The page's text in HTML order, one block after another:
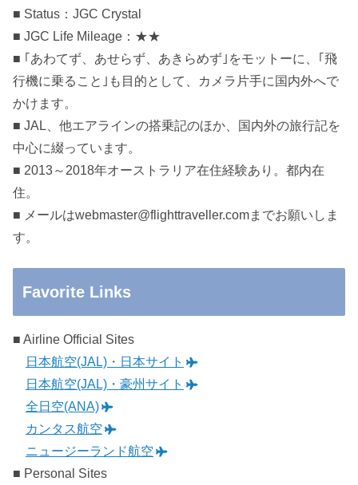
■ Status：JGC Crystal
■ JGC Life Mileage：★★
■ ｢あわてず、あせらず、あきらめず｣をモットーに、｢飛
行機に乗ること｣も目的として、カメラ片手に国内外へで
かけます。
■ JAL、他エアラインの搭乗記のほか、国内外の旅行記を
中心に綴っています。
■ 2013～2018年オーストラリア在住経験あり。都内在
住。
■ メールはwebmaster@flighttraveller.comまでお願いしま
す。
Favorite Links
■ Airline Official Sites
日本航空(JAL)・日本サイト
日本航空(JAL)・豪州サイト
全日空(ANA)
カンタス航空
ニュージーランド航空
■ Personal Sites